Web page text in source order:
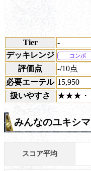
Tier
-
デッキレンジ
コンボ
評価点 -/10点
必要エーテル 15,950
扱いやすさ
★★★・
みんなのユキシ